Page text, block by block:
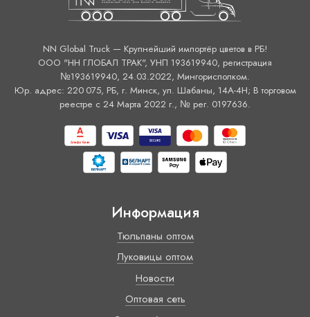
NN Global Truck — Крупнейший импортёр цветов в РБ!
ООО "НН ГЛОБАЛ ТРАК", УНП 193619940, регистрация
№193619940, 24.03.2022, Мингорисполком.
Юр. адрес: 220 075, РБ, г. Минск, ул. Шабаны, 14А-4H; В торговом
реестре с 24 Марта 2022 г., № рег. 0197636.
Информация
Тюльпаны оптом
Луковицы оптом
Новости
Оптовая сеть